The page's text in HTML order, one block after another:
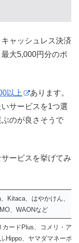
ャッシュレス決済
大5,000円分のポ
以上
あります。
サービスを1つ選
のが良さそうで
ービスを挙げてみ
Kitaca、はやかけん、
、WAONなど
ードPlus、コメリ・ア
Hippo、ヤマダマネーポ